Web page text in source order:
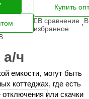
Купить
В сравнение
В
избранное
ч
емкости, могут быть
коттеджах, где есть
или скачки